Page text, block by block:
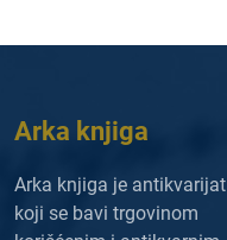
Arka knjiga
Arka knjiga je antikvarijat
koji se bavi trgovinom